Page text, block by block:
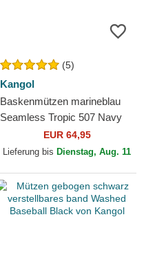
(5)
Kangol
Baskenmützen marineblau
Seamless Tropic 507 Navy
von KangolEUR 64,95
Lieferung bis Dienstag, Aug. 11